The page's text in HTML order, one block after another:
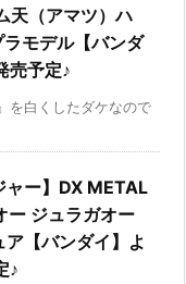
天（アマツ）ハ
モデル【バンダ
売予定♪
を白くしたダケなので
ャー】DX METAL
ー ジュラガオー
【バンダイ】よ
♪